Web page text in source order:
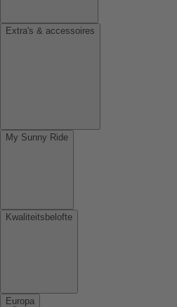
Extra's & accessoires
My Sunny Ride
Kwaliteitsbelofte
Europa